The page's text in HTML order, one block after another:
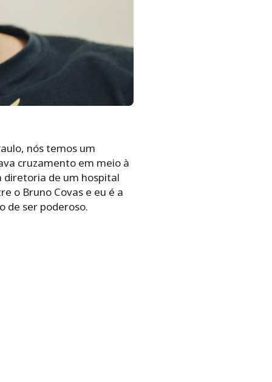
nós temos um
cruzamento em meio à
diretoria de um hospital
o Bruno Covas e eu é a
de ser poderoso.